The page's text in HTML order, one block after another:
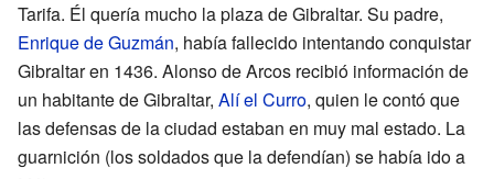
Tarifa. Él quería mucho la plaza de Gibraltar. Su padre,
Enrique de Guzmán, había fallecido intentando conquistar
Gibraltar en 1436. Alonso de Arcos recibió información de
un habitante de Gibraltar, Alí el Curro, quien le contó que
las defensas de la ciudad estaban en muy mal estado. La
guarnición (los soldados que la defendían) se había ido a